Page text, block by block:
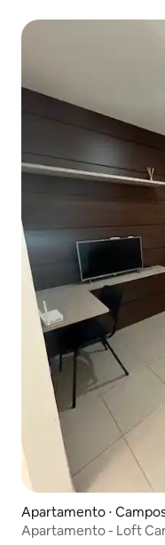
Apartamento ⋅
Apartamento - Loft